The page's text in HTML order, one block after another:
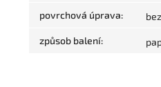
povrchová úprava:
způsob balení: